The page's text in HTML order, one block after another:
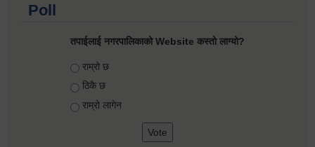
Poll
तपाईलाई नगरपालिकाको Website कस्तो लाग्यो?
Choices
राम्रो छ
ठिकै छ
राम्रो लागेन